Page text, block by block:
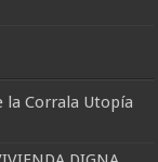
la Corrala Utopía